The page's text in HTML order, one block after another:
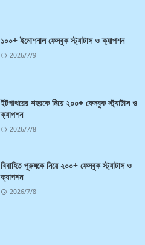
১০০+ ইমোশনাল ফেসবুক স্ট্যাটাস ও ক্যাপশন
2026/7/9
ইটপাথরের শহরকে নিয়ে ২০০+ ফেসবুক স্ট্যাটাস ও
ক্যাপশন
2026/7/8
বিবাহিত পুরুষকে নিয়ে ২০০+ ফেসবুক স্ট্যাটাস ও
ক্যাপশন
2026/7/8